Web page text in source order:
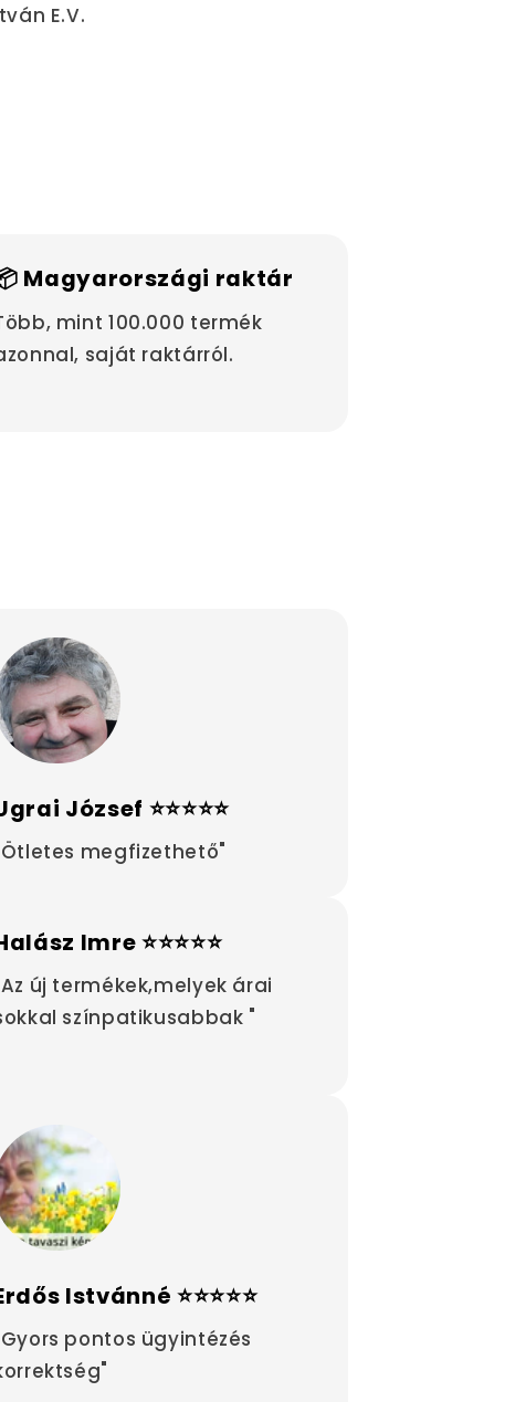
E.V.
Magyarországi raktár
mint 100.000 termék
saját raktárról.
József ⭐⭐⭐⭐⭐
megfizethető"
Imre ⭐⭐⭐⭐⭐
új termékek,melyek árai
színpatikusabbak "
Istvánné ⭐⭐⭐⭐⭐
pontos ügyintézés